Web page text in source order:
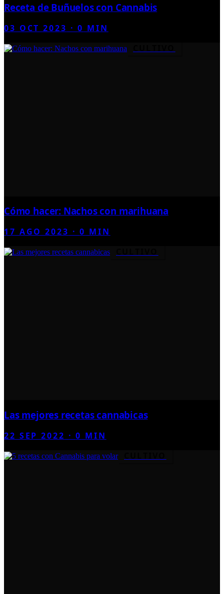
Receta de Buñuelos con Cannabis
03 OCT 2023 ·0 MIN
Cómo hacer: Nachos con marihuana
17 AGO 2023 ·0 MIN
Las mejores recetas cannabicas
22 SEP 2022 ·0 MIN